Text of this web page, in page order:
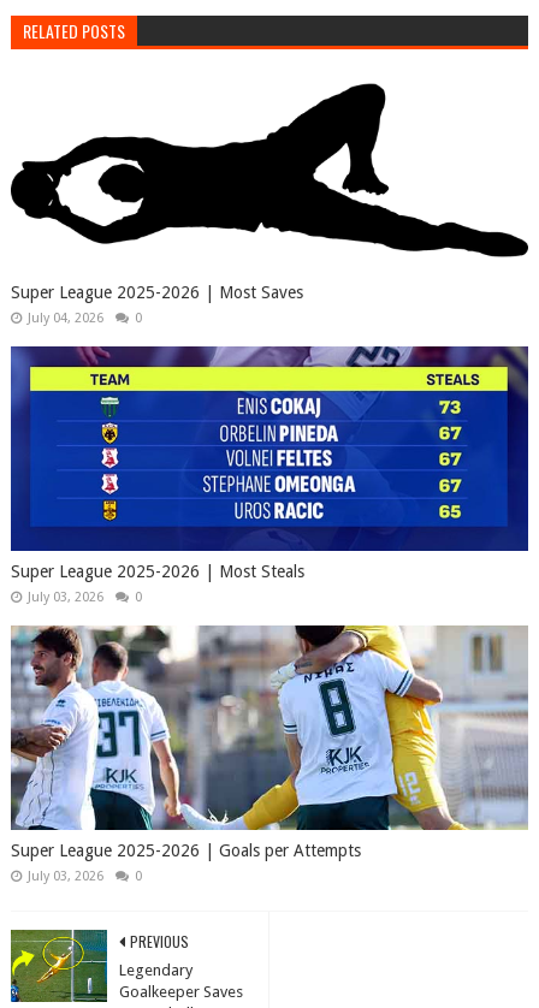
RELATED POSTS
Super League 2025-2026 | Most Saves
July 04, 2026 0
Super League 2025-2026 | Most Steals
July 03, 2026 0
Super League 2025-2026 | Goals per Attempts
July 03, 2026 0
PREVIOUS
Legendary
Goalkeeper Saves